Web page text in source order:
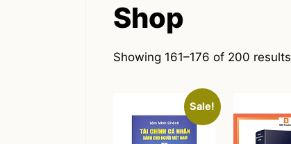
Shop
Showing 161–176 of 200 results
Sale!